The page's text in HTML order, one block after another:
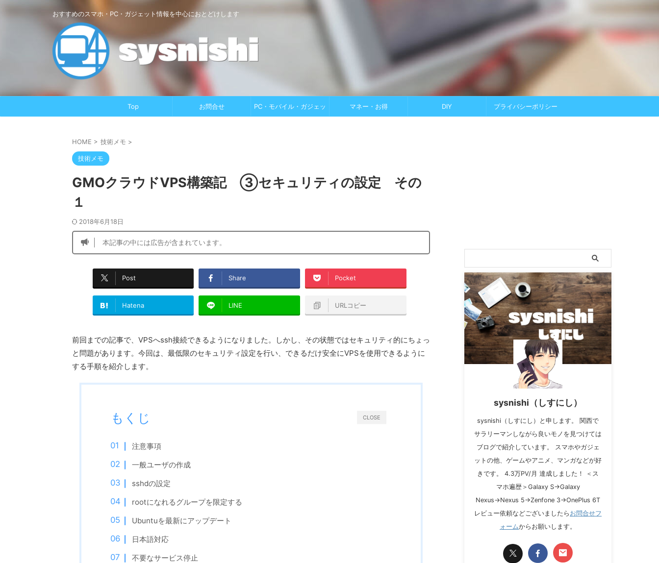
おすすめのスマホ・PC・ガジェット情報を中心におとどけします
Top お問合せ PC・モバイル・ガジェッ マネー・お得 DIY プライバシーポリシー
HOME > 技術メモ >
技術メモ
GMOクラウドVPS構築記 ③セキュリティの設定 その
１
2018年6月18日
本記事の中には広告が含まれています。
Post Share Pocket
Hatena LINE URLコピー
前回までの記事で、VPSへssh接続できるようになりました。しかし、その状態ではセキュリティ的にちょっ
と問題があります。今回は、最低限のセキュリティ設定を行い、できるだけ安全にVPSを使用できるように
する手順を紹介します。
CLOSE
もくじ
注意事項
一般ユーザの作成
sshdの設定
rootになれるグループを限定する
Ubuntuを最新にアップデート
日本語対応
不要なサービス停止
sysnishi（しすにし）
sysnishi（しすにし）と申します。 関西で
サラリーマンしながら良いモノを見つけては
ブログで紹介しています。 スマホやガジェ
ットの他、ゲームやアニメ、マンガなどが好
きです。 4.3万PV/月 達成しました！ ＜ス
マホ遍歴＞Galaxy S→Galaxy
Nexus→Nexus 5→Zenfone 3→OnePlus 6T
レビュー依頼などございましたら お問合せフ
ォームからお願いします。